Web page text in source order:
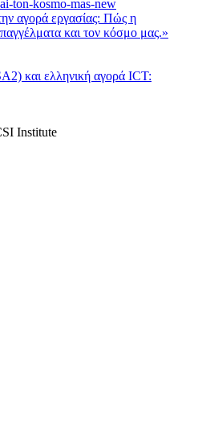
αγορά εργασίας: Πώς η
και τον κόσμο μας.»
και ελληνική αγορά ICT: